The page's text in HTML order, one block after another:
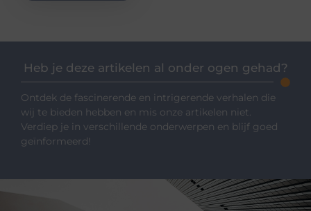
Heb je deze artikelen al onder ogen gehad?
Ontdek de fascinerende en intrigerende verhalen die
wij te bieden hebben en mis onze artikelen niet.
Verdiep je in verschillende onderwerpen en blijf goed
geïnformeerd!